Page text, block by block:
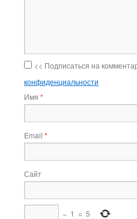
<< Подписаться на
конфиденциальности
Имя *
Email *
Сайт
− 1 = 5